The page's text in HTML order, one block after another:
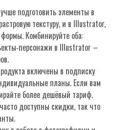
подготовить элементы в
текстуру, и в Illustrator,
Комбинируйте оба:
в Illustrator –
включены в подписку
планы. Если вам
более дешёвый тариф.
доступны скидки, так что